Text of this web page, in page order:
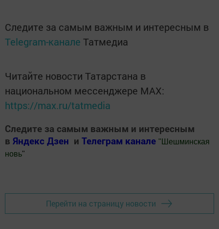
Следите за самым важным и интересным в
Telegram-канале Татмедиа
Читайте новости Татарстана в
национальном мессенджере MАХ:
https://max.ru/tatmedia
Следите за самым важным и интересным
в Яндекс Дзен и Телеграм канале " Шешминская
новь"
Перейти на страницу новости